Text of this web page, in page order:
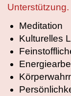
Unterstützung.
Meditation
Kulturelles